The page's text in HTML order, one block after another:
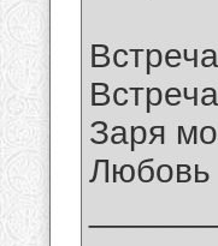
Заря
Любовь